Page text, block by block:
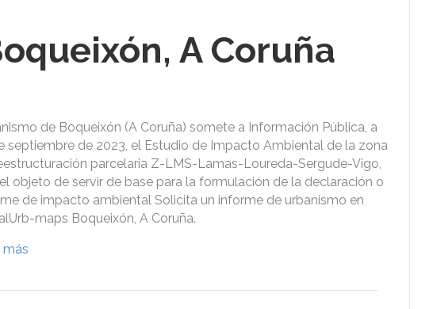
A Coruña
de Boqueixón (A Coruña) somete a Información Pública, a
septiembre de 2023, el Estudio de Impacto Ambiental de la zona
parcelaria Z-LMS-Lamas-Loureda-Sergude-Vigo,
objeto de servir de base para la formulación de la declaración o
de impacto ambiental Solicita un informe de urbanismo en
maps Boqueixón, A Coruña.
más